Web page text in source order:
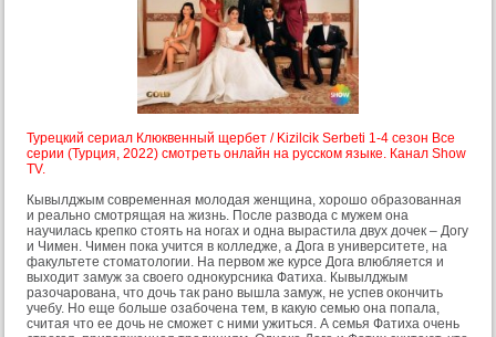
Турецкий сериал Клюквенный щербет / Kizilcik Serbeti 1-4 сезон Все
серии (Турция, 2022) смотреть онлайн на русском языке. Канал Show
TV.
Кывылджым современная молодая женщина, хорошо образованная
и реально смотрящая на жизнь. После развода с мужем она
научилась крепко стоять на ногах и одна вырастила двух дочек – Догу
и Чимен. Чимен пока учится в колледже, а Дога в университете, на
факультете стоматологии. На первом же курсе Дога влюбляется и
выходит замуж за своего однокурсника Фатиха. Кывылджым
разочарована, что дочь так рано вышла замуж, не успев окончить
учебу. Но еще больше озабочена тем, в какую семью она попала,
считая что ее дочь не сможет с ними ужиться. А семья Фатиха очень